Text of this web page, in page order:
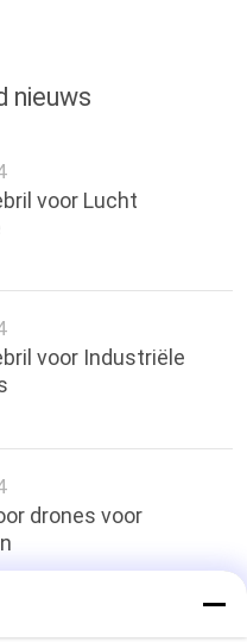
nieuws
voor Lucht
voor Industriële
drones voor